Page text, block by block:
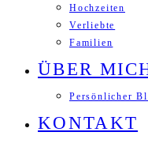
Hochzeiten
Verliebte
Familien
ÜBER
Persönlicher
KONTAKT